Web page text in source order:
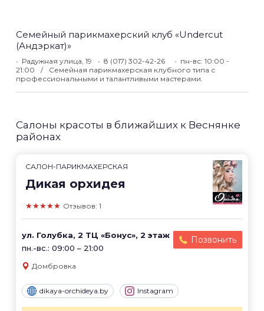
Семейный парикмахерский клуб «Undercut
(Андэркат)»
Радужная улица, 19 8 (017) 302-42-26
пн-вс: 10:00 -
21:00
Семейная парикмахерская клубного типа с
профессиональными и талантливыми мастерами.
Салоны красоты в ближайших к Веснянке
районах
САЛОН-ПАРИКМАХЕРСКАЯ
Дикая орхидея
★★★★★ Отзывов: 1
ул. Голубка, 2 ТЦ «Бонус», 2 этаж
пн.-вс.: 09:00 – 21:00
Позвонить
Домбровка
dikaya-orchideya.by Instagram